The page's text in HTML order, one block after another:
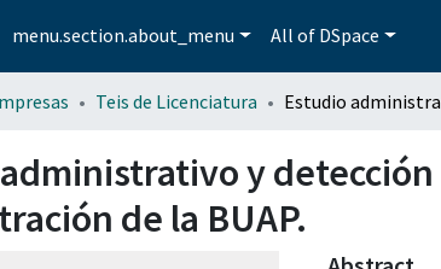
menu.section.about_menu All of DSpace
Teis de Licenciatura
y
de la BUAP.